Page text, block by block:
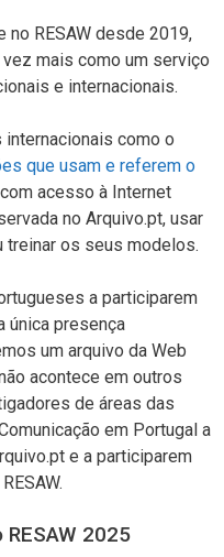
no RESAW desde 2019,
mais como um serviço
e internacionais.
como o
que usam e referem o
acesso à Internet
no Arquivo.pt, usar
treinar os seus modelos.
a participarem
única presença
um arquivo da Web
acontece em outros
de áreas das
em Portugal a
e a participarem
2025